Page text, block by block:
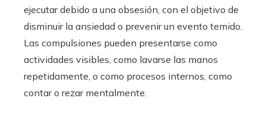
ejecutar debido a una obsesión, con el objetivo de
disminuir la ansiedad o prevenir un evento temido.
Las compulsiones pueden presentarse como
actividades visibles, como lavarse las manos
repetidamente, o como procesos internos, como
contar o rezar mentalmente.